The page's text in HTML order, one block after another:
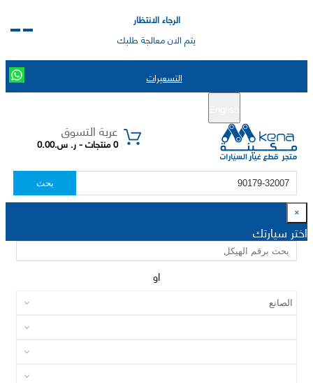
الرجاء الانتظار
يتم الان معالجة طلبك
التسعيرات
عربة التسوق
0 منتجات - ر. س.0.00
بحث
×
اختر سيارتك
او